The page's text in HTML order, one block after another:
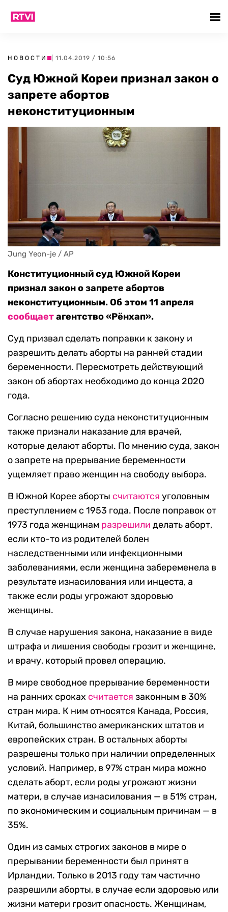
НОВОСТИ | 11.04.2019 / 10:56
Суд Южной Кореи признал закон о
запрете абортов
неконституционным
Jung Yeon-je / AP
Конституционный суд Южной Кореи
признал закон о запрете абортов
неконституционным. Об этом 11 апреля
сообщаетагентство «Рёнхап».
Суд призвал сделать поправки к закону и
разрешить делать аборты на ранней стадии
беременности. Пересмотреть действующий
закон об абортах необходимо до конца 2020
года.
Согласно решению суда неконституционным
также признали наказание для врачей,
которые делают аборты. По мнению суда, закон
о запрете на прерывание беременности
ущемляет право женщин на свободу выбора.
В Южной Корее аборты считаются уголовным
преступлением с 1953 года. После поправок от
1973 года женщинам разрешили делать аборт,
если кто-то из родителей болен
наследственными или инфекционными
заболеваниями, если женщина забеременела в
результате изнасилования или инцеста, а
также если роды угрожают здоровью
женщины.
В случае нарушения закона, наказание в виде
штрафа и лишения свободы грозит и женщине,
и врачу, который провел операцию.
В мире свободное прерывание беременности
на ранних сроках считается законным в 30%
стран мира. К ним относятся Канада, Россия,
Китай, большинство американских штатов и
европейских стран. В остальных аборты
разрешены только при наличии определенных
условий. Например, в 97% стран мира можно
сделать аборт, если роды угрожают жизни
матери, в случае изнасилования — в 51% стран,
по экономическим и социальным причинам — в
35%.
Один из самых строгих законов в мире о
прерывании беременности был принят в
Ирландии. Только в 2013 году там частично
разрешили аборты, в случае если здоровью или
жизни матери грозит опасность. Женщинам,